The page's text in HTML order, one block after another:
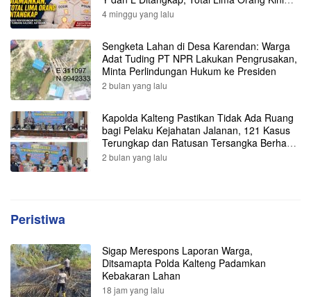
Diamankan Polisi
4 minggu yang lalu
Sengketa Lahan di Desa Karendan: Warga
Adat Tuding PT NPR Lakukan Pengrusakan,
Minta Perlindungan Hukum ke Presiden
2 bulan yang lalu
Kapolda Kalteng Pastikan Tidak Ada Ruang
bagi Pelaku Kejahatan Jalanan, 121 Kasus
Terungkap dan Ratusan Tersangka Berhasil
Dibekuk
2 bulan yang lalu
Peristiwa
Sigap Merespons Laporan Warga,
Ditsamapta Polda Kalteng Padamkan
Kebakaran Lahan
18 jam yang lalu